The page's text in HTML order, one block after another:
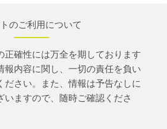
のご利用について
正確性には万全を期しております
報内容に関し、一切の責任を負い
ださい。また、情報は予告なしに
いますので、随時ご確認くださ